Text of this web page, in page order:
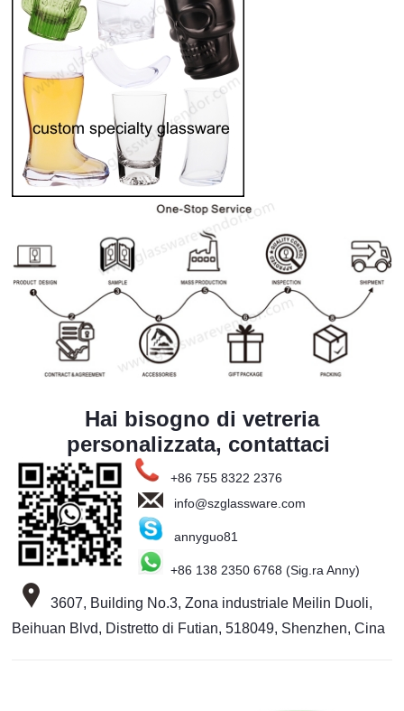
Hai bisogno di vetreria
personalizzata, contattaci
+86 755 8322 2376
info@szglassware.com
annyguo81
+86 138 2350 6768 (Sig.ra Anny)
3607, Building No.3, Zona industriale Meilin Duoli,
Beihuan Blvd, Distretto di Futian, 518049, Shenzhen, Cina